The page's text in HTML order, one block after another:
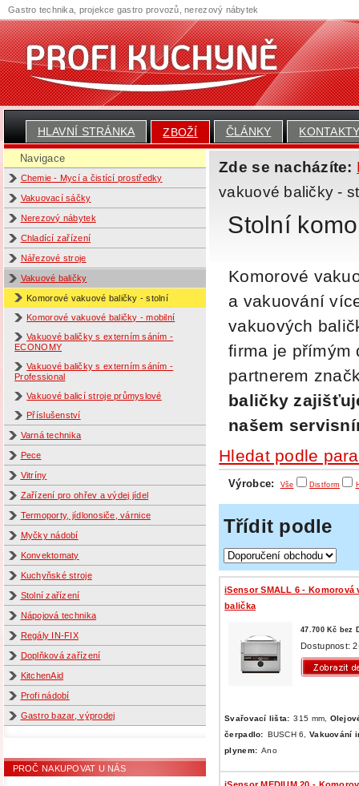
HLAVNÍ STRÁNKA ZBOŽÍ ČLÁNKY
Navigace
Chemie - Mycí a čistící prostředky
Vakuovací sáčky
Nerezový nábytek
Chladící zařízení
Nářezové stroje
Vakuové baličky
Komorové vakuové baličky - stolní
Komorové vakuové baličky - mobilní
Vakuové baličky s externím sáním -
ECONOMY
Vakuové baličky s externím sáním -
Professional
Vakuové balicí stroje průmyslové
Příslušenství
Varná technika
Pece
Vitríny
Zařízení pro ohřev a výdej jídel
Termoporty, jídlonosiče, várnice
Myčky nádobí
Konvektomaty
Kuchyňské stroje
Stolní zařízení
Nápojová technika
Regály IN-FIX
Doplňková zařízení
KitchenAid
Profi nádobí
Gastro bazar, výprodej
PROČ NAKUPOVAT U NÁS
Zde se nacházíte:
vakuové baličky -
Stolní
Komorové
a vakuování
vakuových
firma je přímým
partnerem
baličky
našem
Hledat podle
Výrobce: Vše Distform
Třídit podle
iSensor SMALL 6 - Komorová
balička
47.700 Kč bez
Dostupnost:
Svařovací lišta: 315 mm,
čerpadlo: BUSCH 6, Vakuování
plynem: Ano
Gastro technika, projekce gastro provozů, nerezový nábytek